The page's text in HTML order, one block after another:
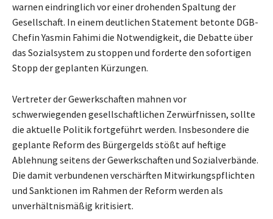
warnen eindringlich vor einer drohenden Spaltung der
Gesellschaft. In einem deutlichen Statement betonte DGB-
Chefin Yasmin Fahimi die Notwendigkeit, die Debatte über
das Sozialsystem zu stoppen und forderte den sofortigen
Stopp der geplanten Kürzungen.
Vertreter der Gewerkschaften mahnen vor
schwerwiegenden gesellschaftlichen Zerwürfnissen, sollte
die aktuelle Politik fortgeführt werden. Insbesondere die
geplante Reform des Bürgergelds stößt auf heftige
Ablehnung seitens der Gewerkschaften und Sozialverbände.
Die damit verbundenen verschärften Mitwirkungspflichten
und Sanktionen im Rahmen der Reform werden als
unverhältnismäßig kritisiert.